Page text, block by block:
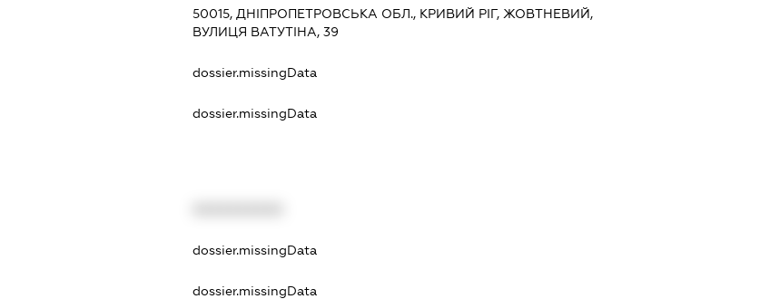
50015, ДНІПРОПЕТРОВСЬКА ОБЛ., КРИВИЙ РІГ, ЖОВТНЕВИЙ,
ВУЛИЦЯ ВАТУТІНА, 39
dossier.missingData
dossier.missingData
dossier.missingData
dossier.missingData